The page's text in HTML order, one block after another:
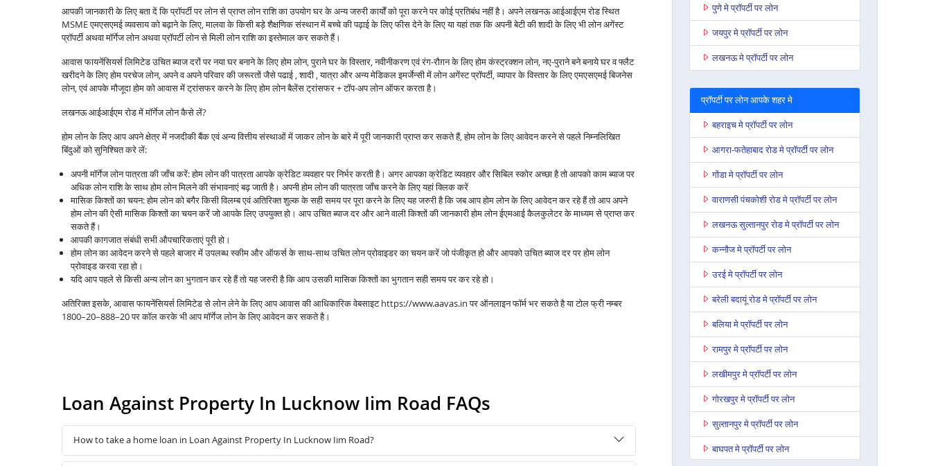
आपकी जानकारी के लिए बता दें कि प्रॉपर्टी पर लोन से प्राप्त लोन राशि का उपयोग घर के अन्य जरुरी कार्यों को पूरा करने पर कोई प्रतिबंध नहीं है। अपने लखनऊ आईआईएम रोड स्थित
MSME एमएसएमई व्यवसाय को बढ़ाने के लिए, मालवा के किसी बड़े शैक्षणिक संस्थान में बच्चे की पढ़ाई के लिए फीस देने के लिए या यहां तक कि अपनी बेटी की शादी के लिए भी लोन अगेंस्ट
प्रॉपर्टी अथवा मॉर्गेज लोन अथवा प्रॉपर्टी लोन से मिली लोन राशि का इस्तेमाल कर सकते हैं।
आवास फायनेंसियर्स लिमिटेड उचित ब्याज दरों पर नया घर बनाने के लिए होम लोन, पुराने घर के विस्तार, नवीनीकरण एवं रंग-रौग़न के लिए होम कंस्ट्रक्शन लोन, नए-पुराने बने बनाये घर व फ्लैट
खरीदने के लिए होम परचेज लोन, अपने व अपने परिवार की जरूरतों जैसे पढाई , शादी , यात्रा और अन्य मेडिकल इमर्जेन्सी में लोन अगेंस्ट प्रॉपर्टी, व्यापार के विस्तार के लिए एमएसएमई बिजनेस
लोन, एवं आपके मौजूदा होम को आवास में ट्रांसफर करने के लिए होम लोन बैलेंस ट्रांसफर + टॉप-अप लोन ऑफर करता है।
लखनऊ आईआईएम रोड में मॉर्गेज लोन कैसे लें?
होम लोन के लिए आप अपने क्षेत्र में नजदीकी बैंक एवं अन्य वित्तीय संस्थाओं में जाकर लोन के बारे में पूरी जानकारी प्राप्त कर सकते हैं, होम लोन के लिए आवेदन करने से पहले निम्नलिखित
बिंदुओं को सुनिश्चित करे लें:
अपनी मॉर्गेज लोन पात्रता की जाँच करें: होम लोन की पात्रता आपके क्रेडिट व्यवहार पर निर्भर करती है। अगर आपका क्रेडिट व्यवहार और सिबिल स्कोर अच्छा है तो आपको काम ब्याज पर
अधिक लोन राशि के साथ होम लोन मिलने की संभावनाएं बढ़ जाती है। अपनी होम लोन की पात्रता जाँच करने के लिए यहां क्लिक करें
मासिक किश्तों का चयन: होम लोन को बगैर किसी विलम्ब एवं अतिरिक्त शुल्क के सही समय पर पूरा करने के लिए यह जरुरी है कि जब आप होम लोन के लिए आवेदन कर रहे हैं तो आप अपने
होम लोन की ऐसी मासिक किश्तों का चयन करें जो आपके लिए उपयुक्त हो। आप उचित ब्याज दर और आने वाली किश्तों की जानकारी होम लोन ईएमआई कैलकुलेटर के माध्यम से प्राप्त कर
सकते हैं।
आपकी कागजात संबंधी सभी औपचारिकताएं पूरी हो।
होम लोन का आवेदन करने से पहले बाजार में उपलब्ध स्कीम और ऑफर्स के साथ-साथ उचित लोन प्रोवाइडर का चयन करें जो पंजीकृत हो और आपको उचित ब्याज दर पर होम लोन
प्रोवाइड करवा रहा हो।
यदि आप पहले से किसी अन्य लोन का भुगतान कर रहे हैं तो यह जरुरी है कि आप उसकी मासिक किश्तों का भुगतान सही समय पर कर रहे हो।
अतिरिक्त इसके, आवास फायनेंसियर्स लिमिटेड से लोन लेने के लिए आप आवास की आधिकारिक वेबसाइट https://www.aavas.in पर ऑनलाइन फॉर्म भर सकते है या टोल फ्री नम्बर
1800–20–888–20 पर कॉल करके भी आप मॉर्गेज लोन के लिए आवेदन कर सकते है।
Loan Against Property In Lucknow Iim Road FAQs
How to take a home loan in Loan Against Property In Lucknow Iim Road?
पुणे मे प्रॉपर्टी पर लोन
जयपुर मे प्रॉपर्टी पर लोन
लखनऊ मे प्रॉपर्टी पर लोन
प्रॉपर्टी पर लोन आपके शहर मे
बहराइच मे प्रॉपर्टी पर लोन
आगरा-फतेहाबाद रोड मे प्रॉपर्टी पर लोन
गोंडा मे प्रॉपर्टी पर लोन
वाराणसी पंचकोशी रोड मे प्रॉपर्टी पर लोन
लखनऊ सुल्तानपुर रोड मे प्रॉपर्टी पर लोन
कन्नौज मे प्रॉपर्टी पर लोन
उरई मे प्रॉपर्टी पर लोन
बरेली बदायूं रोड मे प्रॉपर्टी पर लोन
बलिया मे प्रॉपर्टी पर लोन
रामपुर मे प्रॉपर्टी पर लोन
लखीमपुर मे प्रॉपर्टी पर लोन
गोरखपुर मे प्रॉपर्टी पर लोन
सुल्तानपुर मे प्रॉपर्टी पर लोन
बाघपत मे प्रॉपर्टी पर लोन